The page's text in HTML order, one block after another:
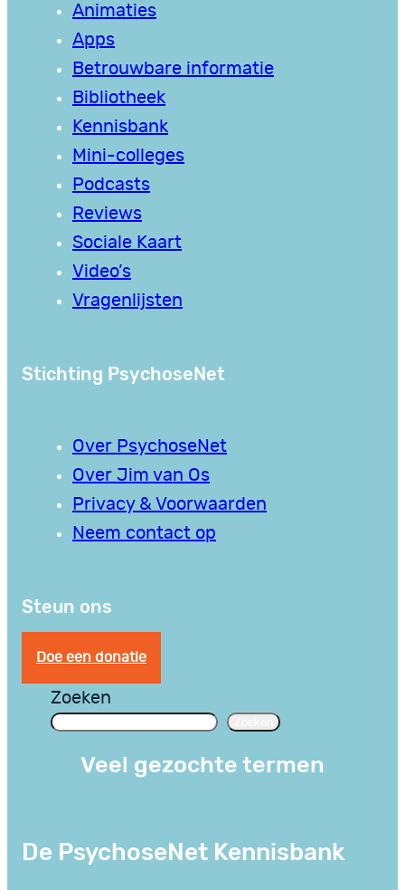
Animaties
Apps
Betrouwbare informatie
Bibliotheek
Kennisbank
Mini-colleges
Podcasts
Reviews
Sociale Kaart
Video’s
Vragenlijsten
Stichting PsychoseNet
Over PsychoseNet
Over Jim van Os
Privacy & Voorwaarden
Neem contact op
Steun ons
Doe een donatie
Zoeken
Veel gezochte termen
De PsychoseNet Kennisbank